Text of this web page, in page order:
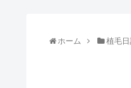
ホーム 植毛